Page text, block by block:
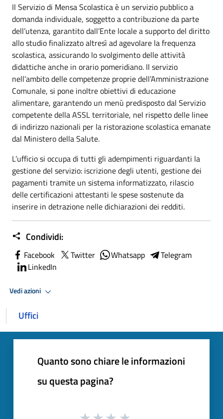
Il Servizio di Mensa Scolastica è un servizio pubblico a
domanda individuale, soggetto a contribuzione da parte
dell’utenza, garantito dall’Ente locale a supporto del diritto
allo studio finalizzato altresì ad agevolare la frequenza
scolastica, assicurando lo svolgimento delle attività
didattiche anche in orario pomeridiano. Il servizio
nell’ambito delle competenze proprie dell’Amministrazione
Comunale, si pone inoltre obiettivi di educazione
alimentare, garantendo un menù predisposto dal Servizio
competente della ASSL territoriale, nel rispetto delle linee
di indirizzo nazionali per la ristorazione scolastica emanate
dal Ministero della Salute.
L’ufficio si occupa di tutti gli adempimenti riguardanti la
gestione del servizio: iscrizione degli utenti, gestione dei
pagamenti tramite un sistema informatizzato, rilascio
delle certificazioni attestanti le spese sostenute da
inserire in detrazione nelle dichiarazioni dei redditi.
Condividi:
Facebook Twitter Whatsapp
Telegram
LinkedIn
Vedi azioni
Uffici
Quanto sono chiare le informazioni
su questa pagina?